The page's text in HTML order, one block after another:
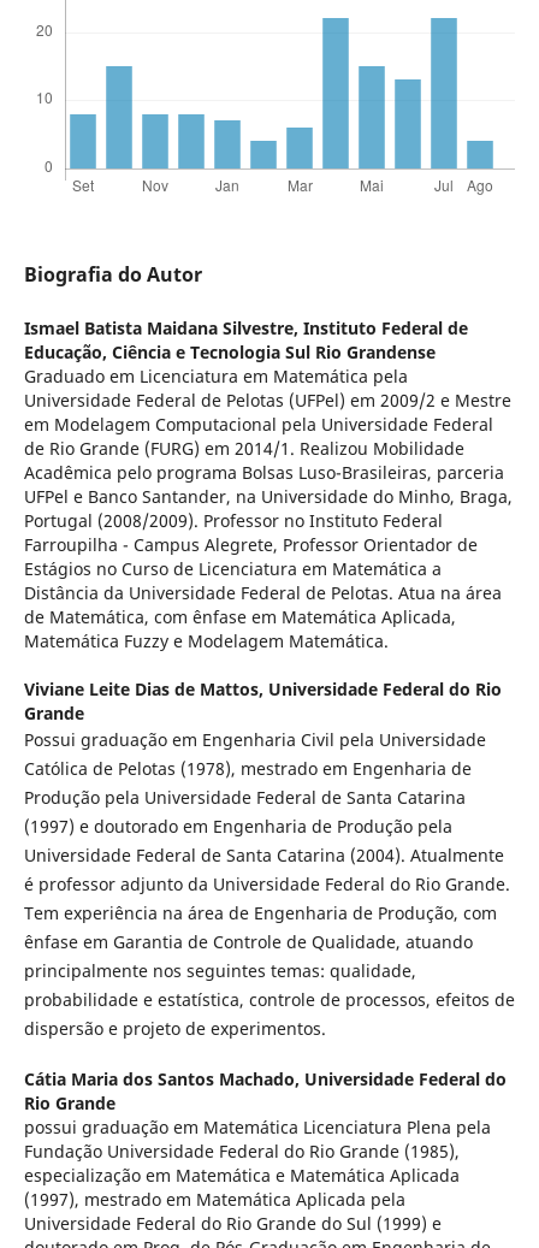
Biografia do Autor
Ismael Batista Maidana Silvestre, Instituto Federal de
Educação, Ciência e Tecnologia Sul Rio Grandense
Graduado em Licenciatura em Matemática pela
Universidade Federal de Pelotas (UFPel) em 2009/2 e Mestre
em Modelagem Computacional pela Universidade Federal
de Rio Grande (FURG) em 2014/1. Realizou Mobilidade
Acadêmica pelo programa Bolsas Luso-Brasileiras, parceria
UFPel e Banco Santander, na Universidade do Minho, Braga,
Portugal (2008/2009). Professor no Instituto Federal
Farroupilha - Campus Alegrete, Professor Orientador de
Estágios no Curso de Licenciatura em Matemática a
Distância da Universidade Federal de Pelotas. Atua na área
de Matemática, com ênfase em Matemática Aplicada,
Matemática Fuzzy e Modelagem Matemática.
Viviane Leite Dias de Mattos, Universidade Federal do Rio
Grande
Possui graduação em Engenharia Civil pela Universidade
Católica de Pelotas (1978), mestrado em Engenharia de
Produção pela Universidade Federal de Santa Catarina
(1997) e doutorado em Engenharia de Produção pela
Universidade Federal de Santa Catarina (2004). Atualmente
é professor adjunto da Universidade Federal do Rio Grande.
Tem experiência na área de Engenharia de Produção, com
ênfase em Garantia de Controle de Qualidade, atuando
principalmente nos seguintes temas: qualidade,
probabilidade e estatística, controle de processos, efeitos de
dispersão e projeto de experimentos.
Cátia Maria dos Santos Machado, Universidade Federal do
Rio Grande
possui graduação em Matemática Licenciatura Plena pela
Fundação Universidade Federal do Rio Grande (1985),
especialização em Matemática e Matemática Aplicada
(1997), mestrado em Matemática Aplicada pela
Universidade Federal do Rio Grande do Sul (1999) e